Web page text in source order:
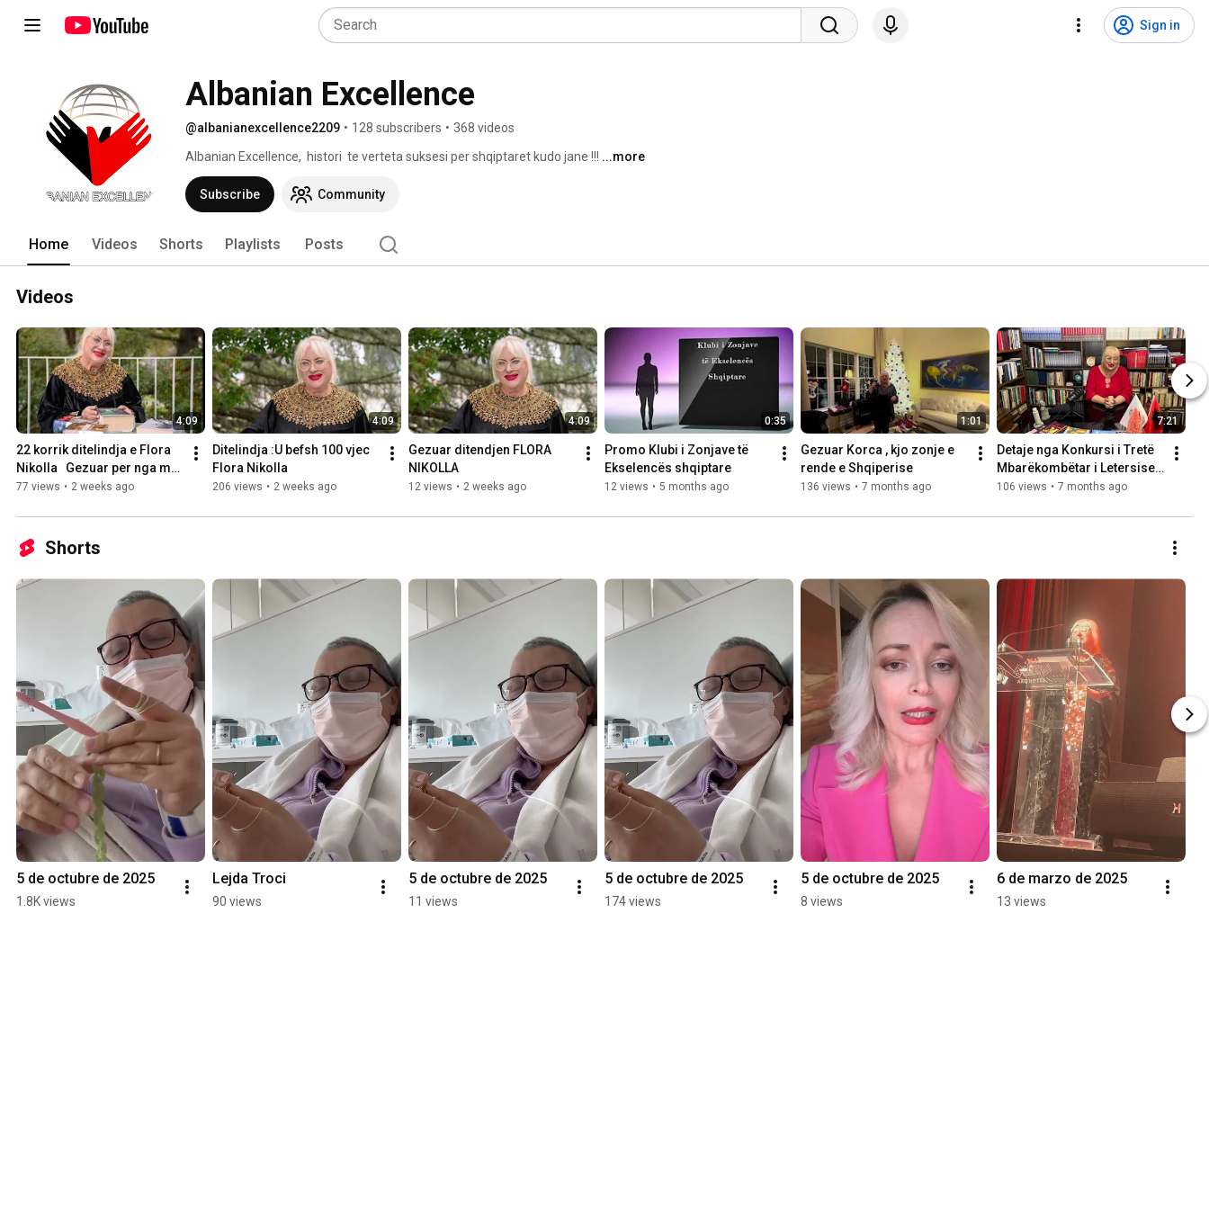
Sign in
Albanian Excellence
@albanianexcellence2209 • 128 subscribers • 368 videos
Albanian Excellence,  histori  te verteta suksesi per shqiptaret kudo jane !!! ...more
Subscribe Community
Home Videos Shorts Playlists Posts
Videos
4:09
22 korrik ditelindja e Flora
Nikolla   Gezuar per nga mot
!!!
77 views • 2 weeks ago
4:09
Ditelindja :U befsh 100 vjec
Flora Nikolla
206 views • 2 weeks ago
4:09
Gezuar ditendjen FLORA
NIKOLLA
12 views • 2 weeks ago
0:35
Promo Klubi i Zonjave të
12 views • 5 months ago
1:01
Gezuar Korca , kjo zonje e
136 views • 7 months ago
7:21
Detaje nga Konkursi i Tretë
Mbarëkombëtar i Letersise
se Humorit Niko Nikolla
106 views • 7 months ago
Shorts
5 de octubre de 2025
1.8K views
Lejda Troci
90 views
5 de octubre de 2025
11 views
5 de octubre de 2025
174 views
5 de octubre de 2025
8 views
6 de marzo de 2025
13 views